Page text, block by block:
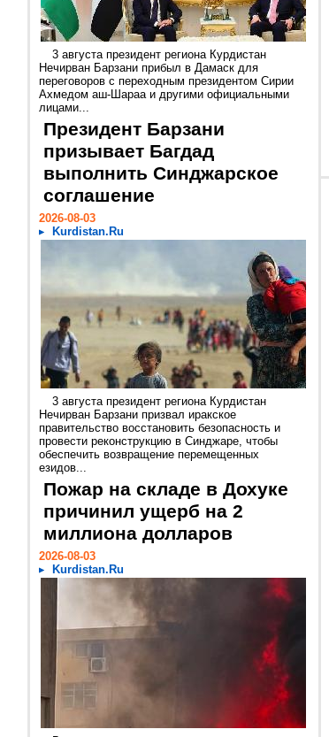
3 августа президент региона Курдистан
Нечирван Барзани прибыл в Дамаск для
переговоров с переходным президентом Сирии
Ахмедом аш-Шараа и другими официальными
лицами...
Президент Барзани
призывает Багдад
выполнить Синджарское
соглашение
2026-08-03
Kurdistan.Ru
3 августа президент региона Курдистан
Нечирван Барзани призвал иракское
правительство восстановить безопасность и
провести реконструкцию в Синджаре, чтобы
обеспечить возвращение перемещенных
езидов...
Пожар на складе в Дохуке
причинил ущерб на 2
миллиона долларов
2026-08-03
Kurdistan.Ru